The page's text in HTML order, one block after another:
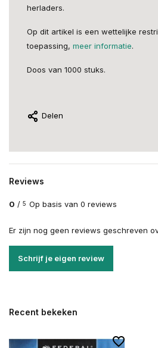
herladers.
Op dit artikel is een wettelijke
toepassing, meer informatie.
Doos van 1000 stuks.
Delen
Reviews
0 / 5 Op basis van 0 reviews
Er zijn nog geen reviews geschreven
Schrijf je eigen review
Recent bekeken